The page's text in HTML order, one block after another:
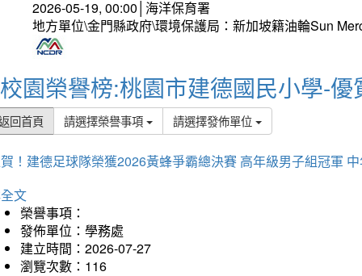
2026-05-19, 00:00│海洋保育署
地方單位\金門縣政府\環境保護局：新加坡籍油輪Sun
校園榮譽榜:桃園市建德國民小學-優
回首頁 請選擇榮譽事項 請選擇發佈單位
！建德足球隊榮獲2026黃蜂爭霸總決賽 高年級男子組冠軍
文
榮譽事項：
發佈單位：學務處
建立時間：2026-07-27
瀏覽次數：116